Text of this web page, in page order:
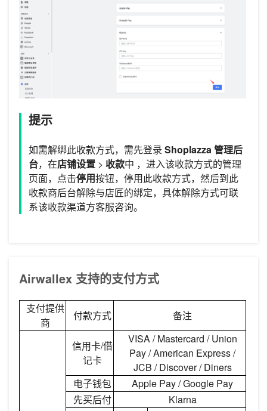
提示
如需解绑此收款方式，需先登录 Shoplazza 管理后
台，在店铺设置 > 收款中 ，进入该收款方式的管理
页面，点击停用按钮，停用此收款方式，然后到此
收款商后台解除与店匠的绑定，具体解除方式可联
系该收款渠道方客服咨询。
Airwallex 支持的支付方式
支付提供
商
付款方式 备注
信用卡/借
记卡
VISA / Mastercard / Union
Pay / American Express /
JCB / Discover / Diners
电子钱包
Apple Pay / Google Pay
先买后付
Klarna